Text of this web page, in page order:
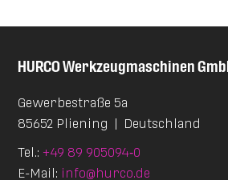
HURCOWerkzeugmaschinen
Gewerbestraße 5a
85652 Pliening | Deutschland
Tel.: +49 89 905094‑0
E-Mail: info@hurco.de